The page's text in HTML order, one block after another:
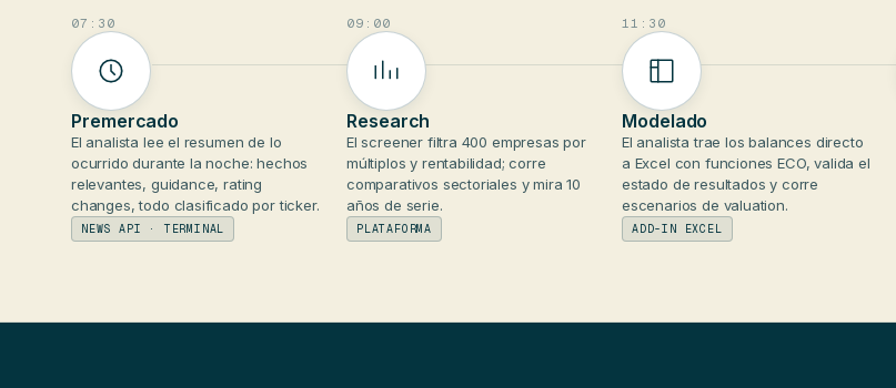
07:30
Premercado
El analista lee el resumen de lo
ocurrido durante la noche: hechos
relevantes, guidance, rating
changes, todo clasificado por ticker.
NEWS API · TERMINAL
09:00
Research
El screener filtra 400 empresas por
múltiplos y rentabilidad; corre
comparativos sectoriales y mira 10
años de serie.
PLATAFORMA
11:30
Modelado
El analista trae los balances directo
a Excel con funciones ECO, valida el
estado de resultados y corre
escenarios de valuation.
ADD-IN EXCEL